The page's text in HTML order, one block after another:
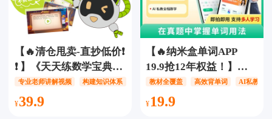
【🔥清仓甩卖-直抄低价❗️
❗️ 】《天天练数学宝典》
4个知识点视频，17个教
学视频，4个教学模板，
专业老师讲解视频 构建知识体系 培养数学思维
39.9
【🔥纳米盒单词APP
19.9抢12年权益！】高
效背词 +AI 课本口语+真
题冲刺练，英语学习一
教材全覆盖 高效背单词 AI私教全
19.9